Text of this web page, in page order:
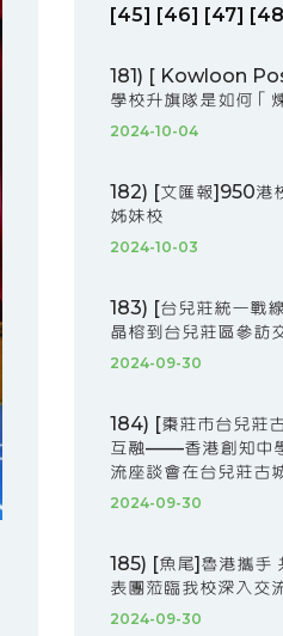
[45] [46] [47]
181) [ Kowloon
學校升旗隊是如何「
2024-10-04
182) [文匯報]950港
姊妹校
2024-10-03
183) [台兒莊統一戰
晶榕到台兒莊區參訪
2024-09-30
184) [棗莊市台兒莊
互融——香港創知中
流座談會在台兒莊古
2024-09-30
185) [魚尾]魯港攜手
表團蒞臨我校深入交
2024-09-30